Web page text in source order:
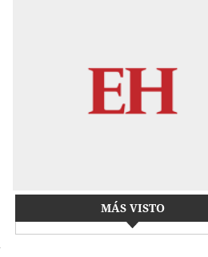
MÁS VISTO